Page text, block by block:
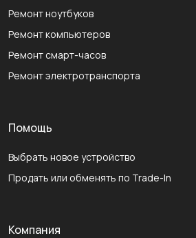
Ремонт ноутбуков
Ремонт компьютеров
Ремонт смарт-часов
Ремонт электротранспорта
Помощь
Выбрать новое устройство
Продать или обменять по Trade-In
Компания